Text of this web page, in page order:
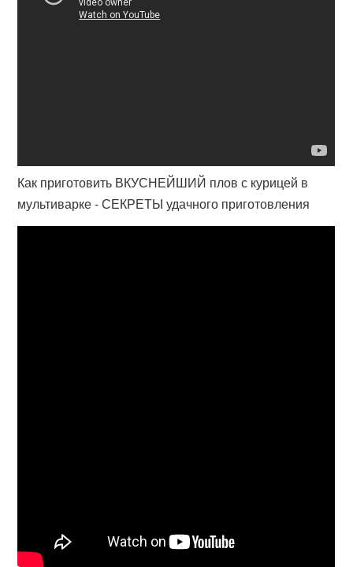
Как приготовить ВКУСНЕЙШИЙ плов с курицей в
мультиварке - СЕКРЕТЫ удачного приготовления